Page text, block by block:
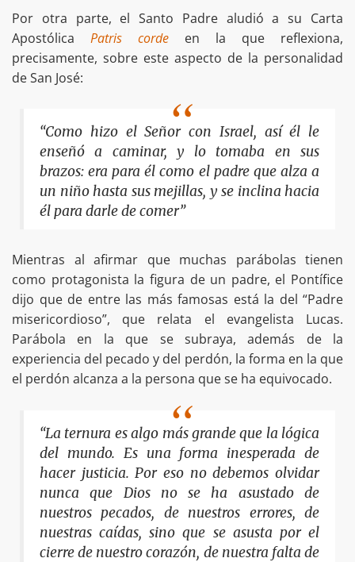
Por otra parte, el Santo Padre aludió a su Carta
Apostólica Patris corde en la que reflexiona,
precisamente, sobre este aspecto de la personalidad
de San José:
“Como hizo el Señor con Israel, así él le
enseñó a caminar, y lo tomaba en sus
brazos: era para él como el padre que alza a
un niño hasta sus mejillas, y se inclina hacia
él para darle de comer”
Mientras al afirmar que muchas parábolas tienen
como protagonista la figura de un padre, el Pontífice
dijo que de entre las más famosas está la del “Padre
misericordioso”, que relata el evangelista Lucas.
Parábola en la que se subraya, además de la
experiencia del pecado y del perdón, la forma en la que
el perdón alcanza a la persona que se ha equivocado.
“La ternura es algo más grande que la lógica
del mundo. Es una forma inesperada de
hacer justicia. Por eso no debemos olvidar
nunca que Dios no se ha asustado de
nuestros pecados, de nuestros errores, de
nuestras caídas, sino que se asusta por el
cierre de nuestro corazón, de nuestra falta de